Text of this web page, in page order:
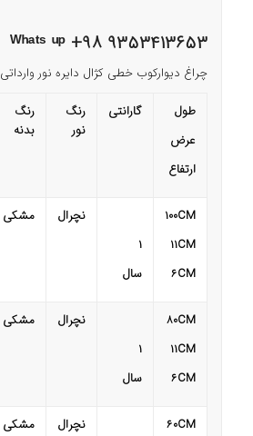
ᵂʰᵃᵗˢ ᵘᵖ +98 9353413653
چراغ دیوارکوب خطی کژال دایره نور وارداتی 25
طول
عرض
ارتفاع
گارانتی
رنگ
نور
رنگ
بدنه
100CM
11CM
6CM
1
سال
نچرال مشکی
80CM
11CM
6CM
1
سال
نچرال مشکی
60CM
نچرال مشکی